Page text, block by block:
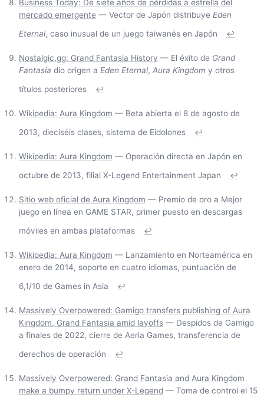
Business Today: De siete años de pérdidas a estrella del
mercado emergente — Vector de Japón distribuye Eden
Eternal, caso inusual de un juego taiwanés en Japón ↩
Nostalgic.gg: Grand Fantasia History — El éxito de Grand
Fantasia dio origen a Eden Eternal, Aura Kingdom y otros
títulos posteriores
↩
Wikipedia: Aura Kingdom — Beta abierta el 8 de agosto de
2013, dieciséis clases, sistema de Eidolones
↩
Wikipedia: Aura Kingdom — Operación directa en Japón en
octubre de 2013, filial X-Legend Entertainment Japan
↩
Sitio web oficial de Aura Kingdom — Premio de oro a Mejor
juego en línea en GAME STAR, primer puesto en descargas
móviles en ambas plataformas
↩
Wikipedia: Aura Kingdom — Lanzamiento en Norteamérica en
enero de 2014, soporte en cuatro idiomas, puntuación de
6,1/10 de Games in Asia
↩
Massively Overpowered: Gamigo transfers publishing of Aura
Kingdom, Grand Fantasia amid layoffs — Despidos de Gamigo
a finales de 2022, cierre de Aeria Games, transferencia de
derechos de operación
↩
Massively Overpowered: Grand Fantasia and Aura Kingdom
make a bumpy return under X-Legend — Toma de control el 15